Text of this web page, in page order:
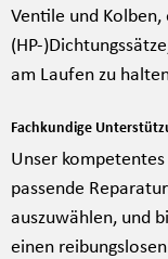
Ventile und
(HP-
am Laufen zu
Fachkundige
Unser
passende
auszuwählen, und
einen